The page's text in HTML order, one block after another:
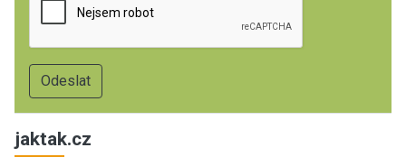
jaktak.cz